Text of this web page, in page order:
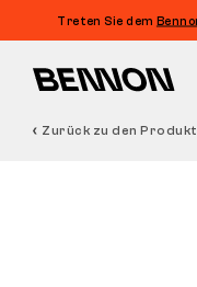
Treten Sie dem
Zurück zu den